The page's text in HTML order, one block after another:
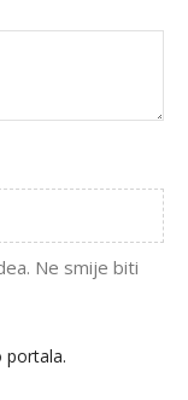
Ne smije biti
portala.